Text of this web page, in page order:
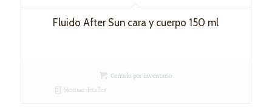
Fluido After Sun cara y cuerpo 150 ml
Cerrado por inventario
Mostrar detalles